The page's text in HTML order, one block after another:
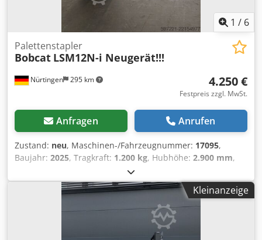
1 / 6
Nürtingen 295 km
Palettenstapler
Bobcat LSM12N-i Neugerät!!!
4.250 €
Festpreis zzgl. MwSt.
Anfragen Anrufen
Zustand: neu, Maschinen-/Fahrzeugnummer: 17095,
Baujahr: 2025, Tragkraft: 1.200 kg, Hubhöhe: 2.900 mm,
, Kraftstofftyp:
Masttyp:Simplex, Bauhöhe:1.970 mm, Batteriespannung:
, Gabellänge:1.150 mm, Gesamtgewicht:665 kg,
5180321 Dcjdpfszfd Dbsx Amrjk Seriennummer: OBWNR-
000081 Batterie-Details: 24 V, 60 Ah
Kleinanzeige